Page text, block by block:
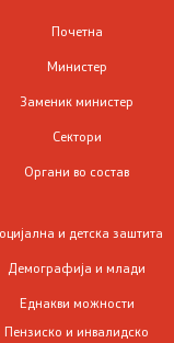
и заштита
и семејството
Почетна
Министер
Заменик министер
Сектори
Органи во состав
и детска заштита
Демографија и млади
Еднакви можности
Пензиско и инвалидско